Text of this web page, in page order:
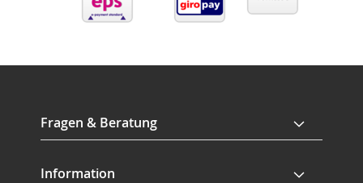
Fragen & Beratung
Information